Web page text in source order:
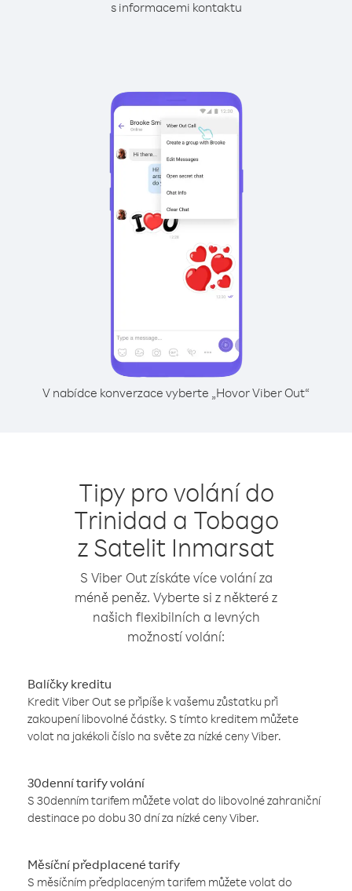
s informacemi kontaktu
V nabídce konverzace vyberte „Hovor Viber Out“
Tipy pro volání do
Trinidad a Tobago
z Satelit Inmarsat
S Viber Out získáte více volání za
méně peněz. Vyberte si z některé z
našich flexibilních a levných
možností volání:
Balíčky kreditu
Kredit Viber Out se připíše k vašemu zůstatku při
zakoupení libovolné částky. S tímto kreditem můžete
volat na jakékoli číslo na světe za nízké ceny Viber.
30denní tarify volání
S 30denním tarifem můžete volat do libovolné zahraniční
destinace po dobu 30 dní za nízké ceny Viber.
Měsíční předplacené tarify
S měsíčním předplaceným tarifem můžete volat do